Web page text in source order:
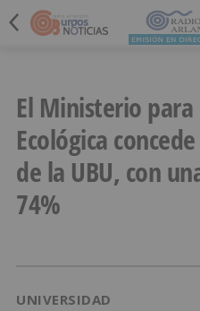
El Ministerio para
Ecológica
de la UBU, con
74%
UNIVERSIDAD